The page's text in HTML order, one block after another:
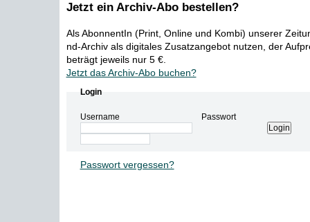
Jetzt ein Archiv-Abo bestellen?
Als AbonnentIn (Print, Online und Kombi) unserer
nd-Archiv als digitales Zusatzangebot nutzen, der
beträgt jeweils nur 5 €.
Jetzt das Archiv-Abo buchen?
Login
Username Passwort
Passwort vergessen?